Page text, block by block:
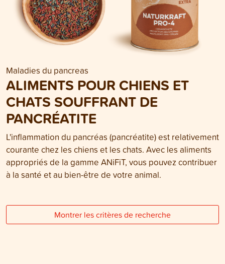
Maladies du pancreas
ALIMENTS POUR CHIENS ET
CHATS SOUFFRANT DE
PANCRÉATITE
L'inflammation du pancréas (pancréatite) est relativement
courante chez les chiens et les chats. Avec les aliments
appropriés de la gamme ANiFiT, vous pouvez contribuer
à la santé et au bien-être de votre animal.
Montrer les critères de recherche